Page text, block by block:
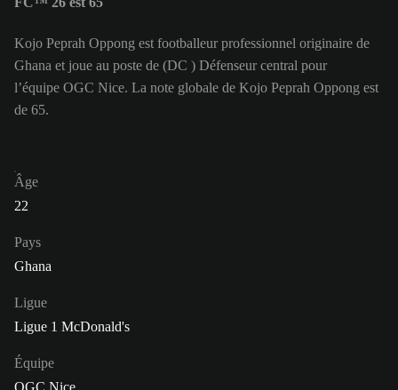
Kojo Peprah Oppong est footballeur professionnel originaire de
Ghana et joue au poste de (DC ) Défenseur central pour
l’équipe OGC Nice. La note globale de Kojo Peprah Oppong est
de 65.
Âge
22
Pays
Ghana
Ligue
Ligue 1 McDonald's
Équipe